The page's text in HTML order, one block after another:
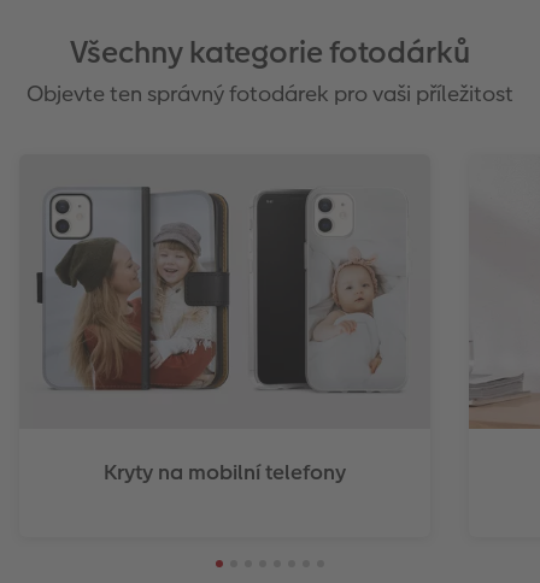
Všechny kategorie fotodárků
Objevte ten správný fotodárek pro vaši příležitost
Kryty na mobilní telefony